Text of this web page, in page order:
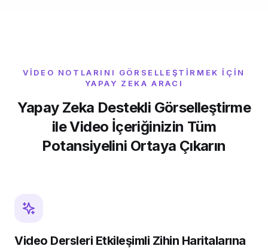
VIDEO NOTLARINI GÖRSELLEŞTIRMEK IÇIN
YAPAY ZEKA ARACI
Yapay Zeka Destekli Görselleştirme
ile Video İçeriğinizin Tüm
Potansiyelini Ortaya Çıkarın
Video Dersleri Etkileşimli Zihin Haritalarına